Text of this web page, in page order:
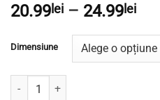
20.99lei – 24.99lei
Dimensiune
Cantitate Set năluci Swimbait-